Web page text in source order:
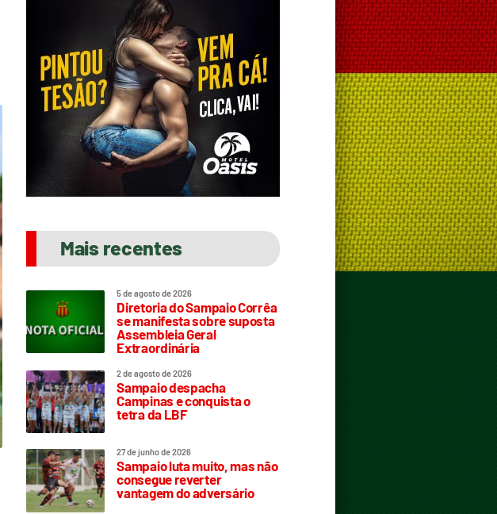
Mais recentes
5 de agosto de 2026
Diretoria do Sampaio Corrêa
se manifesta sobre suposta
Assembleia Geral
Extraordinária
2 de agosto de 2026
Sampaio despacha
Campinas e conquista o
tetra da LBF
27 de junho de 2026
Sampaio luta muito, mas não
consegue reverter
vantagem do adversário